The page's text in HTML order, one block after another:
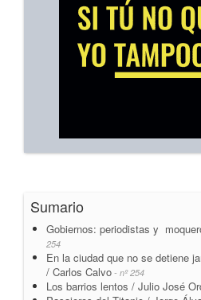
Sumario
Gobiernos: periodistas y
254
En la ciudad que no se detiene
/ Carlos Calvo - nº 254
Los barrios lentos / Julio José